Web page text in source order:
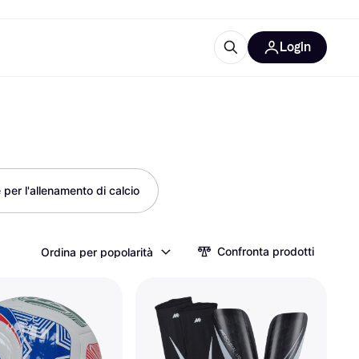
Login
l'allenamento di calcio
Ordina per popolarità Confronta prodotti